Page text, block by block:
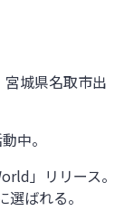
宮城県名取市出
中。
」リリース。
ばれる。